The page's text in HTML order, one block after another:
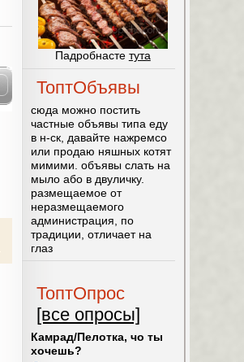
Падробнасте тута
ТоптОбъявы
сюда можно постить
частные объявы типа еду
в н-ск, давайте нажремсо
или продаю няшных котят
мимими. объявы слать на
мыло або в двуличку.
размещаемое от
неразмещаемого
администрация, по
традиции, отличает на
глаз
ТоптОпрос
[все опросы]
Камрад/Пелотка, чо ты
хочешь?